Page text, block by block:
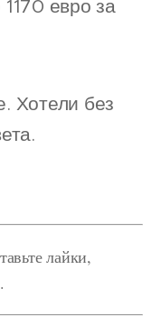
евро за
Хотели без
лайки,